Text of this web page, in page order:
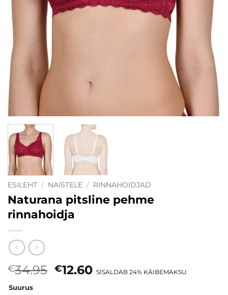
ESILEHT / NAISTELE / RINNAHOIDJAD
Naturana pitsline pehme
rinnahoidja
€34.95 Algne
€12.60Current
SISALDAB 24% KÄIBEMAKSU
Suurus